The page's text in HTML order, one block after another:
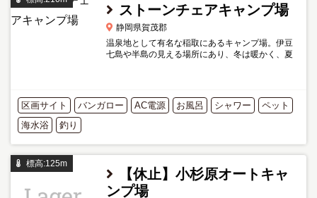
ストーンチェアキャンプ場
静岡県賀茂郡
温泉地として有名な稲取にあるキャンプ場。伊豆
七島や半島の見える場所にあり、冬は暖かく、夏
区画サイト バンガロー AC電源 お風呂 シャワー
ペット
海水浴
釣り
標高:125m
【休止】小杉原オートキャ
ンプ場